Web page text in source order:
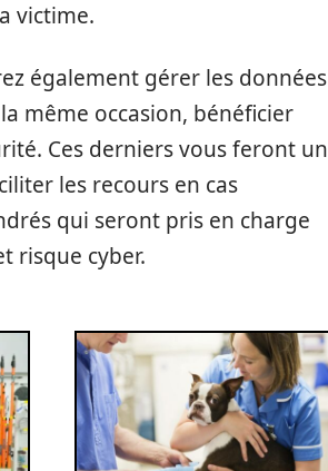
victime.
également gérer les données
même occasion, bénéficier
Ces derniers vous feront un
les recours en cas
qui seront pris en charge
risque cyber.